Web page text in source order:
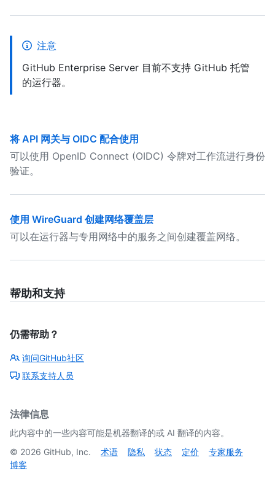
注意
GitHub Enterprise Server 目前不支持 GitHub 托管
的运行器。
将 API 网关与 OIDC 配合使用
可以使用 OpenID Connect (OIDC) 令牌对工作流进行身份
验证。
使用 WireGuard 创建网络覆盖层
可以在运行器与专用网络中的服务之间创建覆盖网络。
帮助和支持
仍需帮助？
询问GitHub社区
联系支持人员
法律信息
此内容中的一些内容可能是机器翻译的或 AI 翻译的内容。
© 2026 GitHub, Inc. 术语 隐私 状态 定价
专家服务
博客